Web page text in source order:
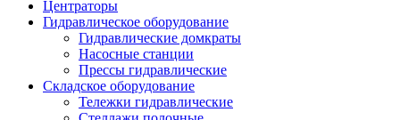
Центраторы
Гидравлическое оборудование
Гидравлические домкраты
Насосные станции
Прессы гидравлические
Складское оборудование
Тележки гидравлические